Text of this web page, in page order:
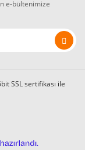
e-bültenimize
SSL sertifikası ile